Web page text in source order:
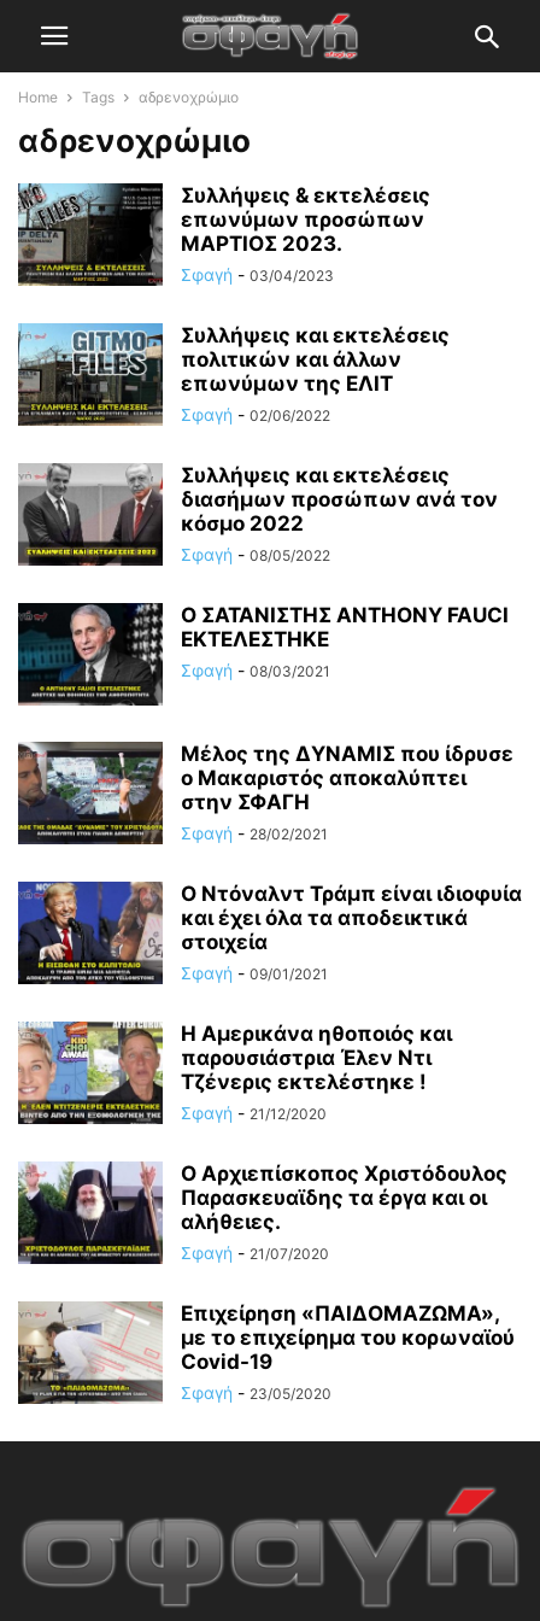
Home Tags αδρενοχρώμιο
αδρενοχρώμιο
Συλλήψεις & εκτελέσεις
επωνύμων προσώπων
ΜΑΡΤΙΟΣ 2023.
Σφαγή - 03/04/2023
Συλλήψεις και εκτελέσεις
πολιτικών και άλλων
επωνύμων της ΕΛΙΤ
Σφαγή - 02/06/2022
Συλλήψεις και εκτελέσεις
διασήμων προσώπων ανά τον
κόσμο 2022
Σφαγή - 08/05/2022
Ο ΣΑΤΑΝΙΣΤΗΣ ANTHONY FAUCI
ΕΚΤΕΛΕΣΤΗΚΕ
Σφαγή - 08/03/2021
Μέλος της ΔΥΝΑΜΙΣ που ίδρυσε
ο Μακαριστός αποκαλύπτει
στην ΣΦΑΓΗ
Σφαγή - 28/02/2021
Ο Ντόναλντ Τράμπ είναι ιδιοφυία
και έχει όλα τα αποδεικτικά
στοιχεία
Σφαγή - 09/01/2021
Η Αμερικάνα ηθοποιός και
παρουσιάστρια Έλεν Ντι
Τζένερις εκτελέστηκε !
Σφαγή - 21/12/2020
Ο Αρχιεπίσκοπος Χριστόδουλος
Παρασκευαϊδης τα έργα και οι
αλήθειες.
Σφαγή - 21/07/2020
Επιχείρηση «ΠΑΙΔΟΜΑΖΩΜΑ»,
με το επιχείρημα του κορωναϊού
Covid-19
Σφαγή - 23/05/2020